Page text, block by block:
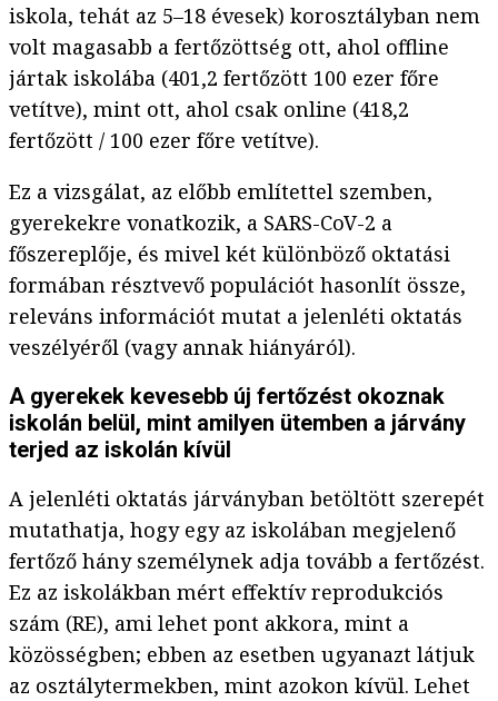
iskola, tehát az 5–18 évesek) korosztályban nem
volt magasabb a fertőzöttség ott, ahol offline
jártak iskolába (401,2 fertőzött 100 ezer főre
vetítve), mint ott, ahol csak online (418,2
fertőzött / 100 ezer főre vetítve).
Ez a vizsgálat, az előbb említettel szemben,
gyerekekre vonatkozik, a SARS-CoV-2 a
főszereplője, és mivel két különböző oktatási
formában résztvevő populációt hasonlít össze,
releváns információt mutat a jelenléti oktatás
veszélyéről (vagy annak hiányáról).
A gyerekek kevesebb új fertőzést okoznak
iskolán belül, mint amilyen ütemben a járvány
terjed az iskolán kívül
A jelenléti oktatás járványban betöltött szerepét
mutathatja, hogy egy az iskolában megjelenő
fertőző hány személynek adja tovább a fertőzést.
Ez az iskolákban mért effektív reprodukciós
szám (RE), ami lehet pont akkora, mint a
közösségben; ebben az esetben ugyanazt látjuk
az osztálytermekben, mint azokon kívül. Lehet